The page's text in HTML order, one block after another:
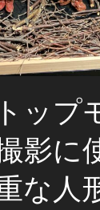
ップ
影に
な人